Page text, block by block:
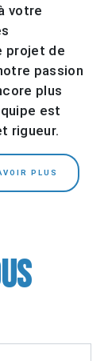
votre
projet de
passion
plus
est
rigueur.
PLUS